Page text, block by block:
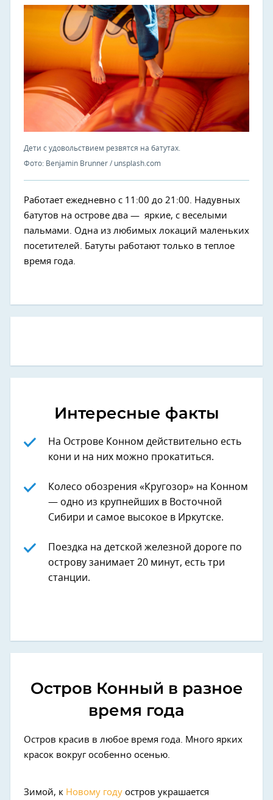
Дети с удовольствием резвятся на батутах.
Фото: Benjamin Brunner / unsplash.com
Работает ежедневно с 11:00 до 21:00. Надувных
батутов на острове два — яркие, с веселыми
пальмами. Одна из любимых локаций маленьких
посетителей. Батуты работают только в теплое
время года.
Интересные факты
На Острове Конном действительно есть
кони и на них можно прокатиться.
Колесо обозрения «Кругозор» на Конном
— одно из крупнейших в Восточной
Сибири и самое высокое в Иркутске.
Поездка на детской железной дороге по
острову занимает 20 минут, есть три
станции.
Остров Конный в разное
время года
Остров красив в любое время года. Много ярких
красок вокруг особенно осенью.
Зимой, к Новому году остров украшается